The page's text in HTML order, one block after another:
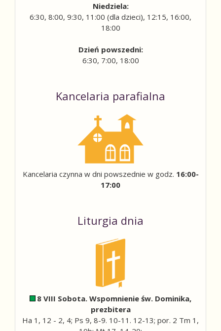
Niedziela:
6:30, 8:00, 9:30, 11:00 (dla dzieci), 12:15, 16:00,
18:00
Dzień powszedni:
6:30, 7:00, 18:00
Kancelaria parafialna
Kancelaria czynna w dni powszednie w godz. 16:00-
17:00
Liturgia dnia
8 VIII Sobota. Wspomnienie św. Dominika,
prezbitera
Ha 1, 12 - 2, 4; Ps 9, 8-9. 10-11. 12-13; por. 2 Tm 1,